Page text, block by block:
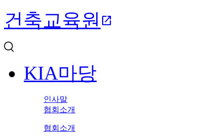
건축교육원 open_in_new
KIA마당
인사말
협회소개
협회소개